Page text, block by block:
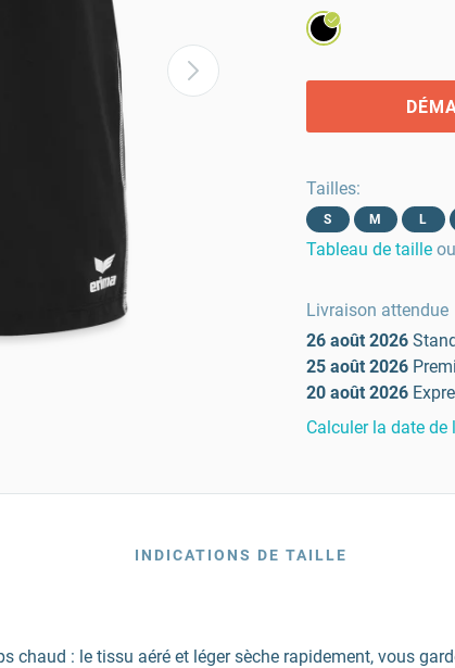
Tailles:
S M L
Tableau de taille ou
Livraison attendue
26 août 2026
25 août 2026
20 août 2026
Calculer la date de
INDICATIONS DE TAILLE
chaud : le tissu aéré et léger sèche rapidement, vous